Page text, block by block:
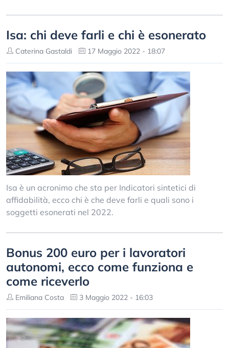
Isa: chi deve farli e chi è esonerato
Caterina Gastaldi 17 Maggio 2022 - 18:07
Isa è un acronimo che sta per Indicatori sintetici di
affidabilità, ecco chi è che deve farli e quali sono i
soggetti esonerati nel 2022.
Bonus 200 euro per i lavoratori
autonomi, ecco come funziona e
come riceverlo
Emiliana Costa 3 Maggio 2022 - 16:03